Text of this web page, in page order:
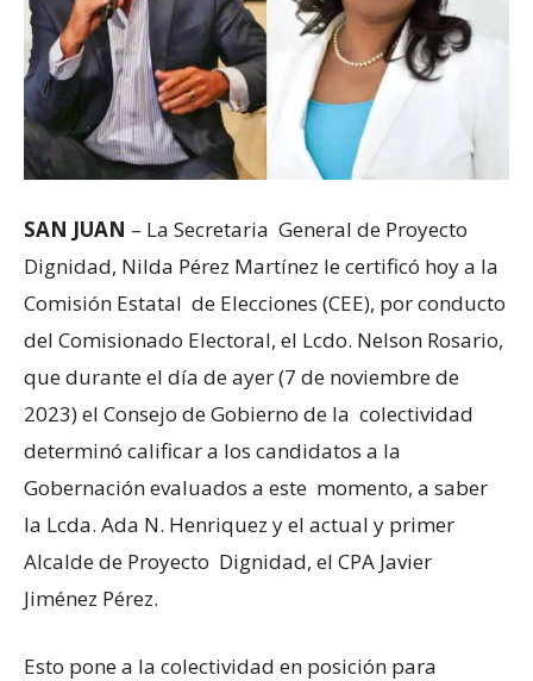
SAN JUAN – La Secretaria General de Proyecto
Dignidad, Nilda Pérez Martínez le certificó hoy a la
Comisión Estatal de Elecciones (CEE), por conducto
del Comisionado Electoral, el Lcdo. Nelson Rosario,
que durante el día de ayer (7 de noviembre de
2023) el Consejo de Gobierno de la colectividad
determinó calificar a los candidatos a la
Gobernación evaluados a este momento, a saber
la Lcda. Ada N. Henriquez y el actual y primer
Alcalde de Proyecto Dignidad, el CPA Javier
Jiménez Pérez.
Esto pone a la colectividad en posición para